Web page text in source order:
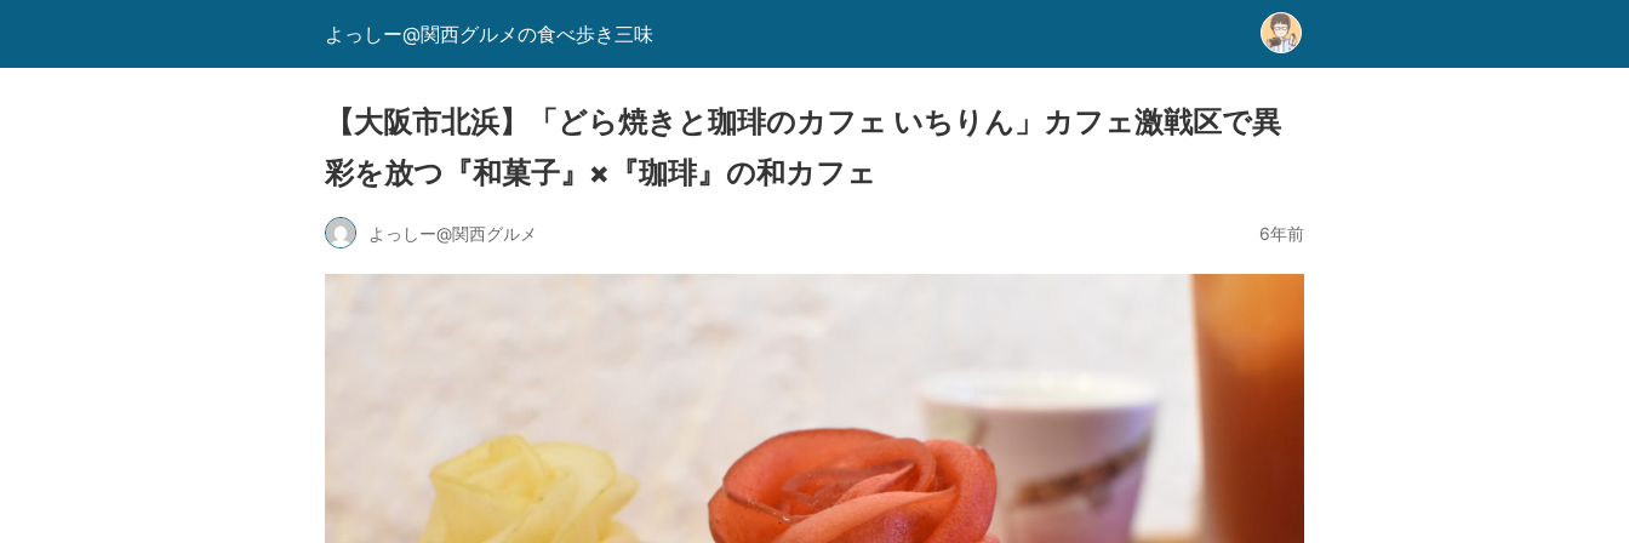
よっしー@関西グルメの食べ歩き三味
【大阪市北浜】「どら焼きと珈琲のカフェ いちりん」カフェ激戦区で異
彩を放つ『和菓子』×『珈琲』の和カフェ
よっしー@関西グルメ 6年前